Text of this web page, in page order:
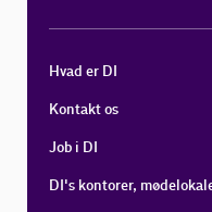
Hvad er DI
Kontakt os
Job i DI
DI's kontorer,